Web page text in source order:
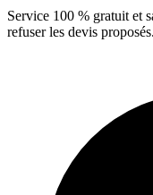
Service 100 % gratuit et
refuser les devis proposés.